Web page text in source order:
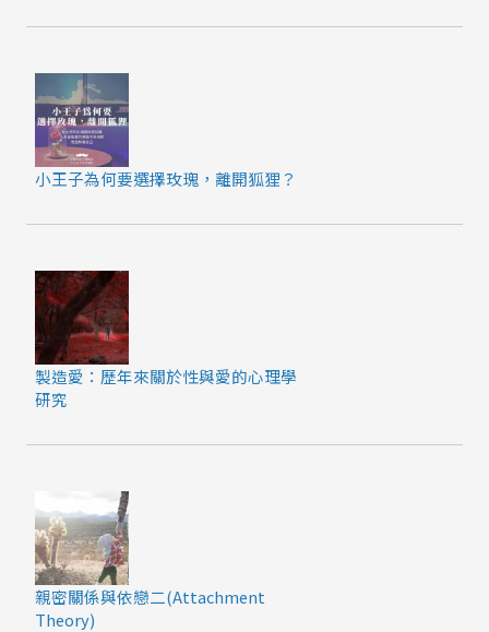
小王子為何要選擇玫瑰，離開狐狸？
製造愛：歷年來關於性與愛的心理學
研究
親密關係與依戀二(Attachment
Theory)